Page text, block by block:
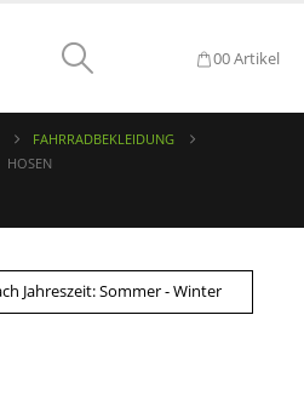
00 Artikel
FAHRRADBEKLEIDUNG
HOSEN